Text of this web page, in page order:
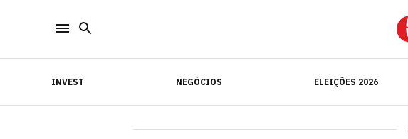
INVEST NEGÓCIOS ELEIÇÕES 2026
INVEST